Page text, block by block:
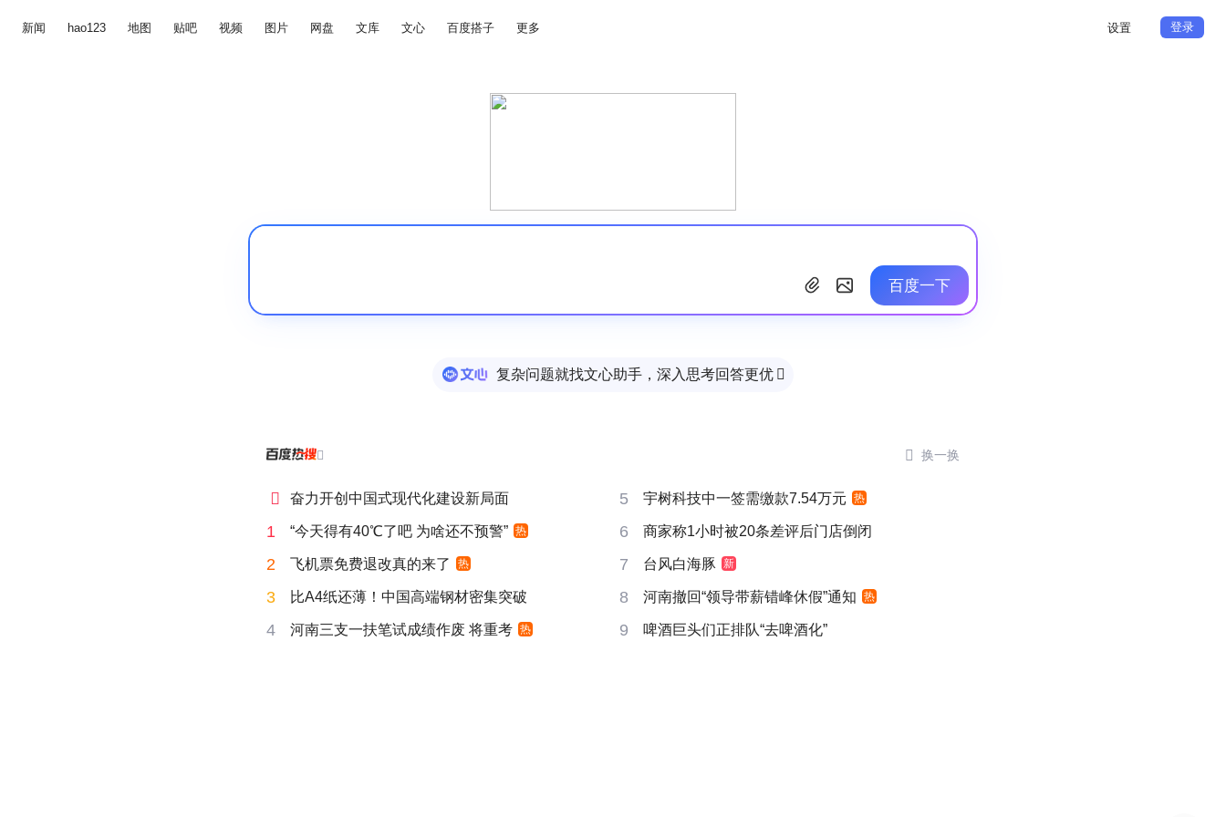
新闻 hao123 地图 贴吧 视频 图片 网盘 文库 文心 百度搭子 更多 设置 登录
百度一下
复杂问题就找文心助手，深入思考回答更优 
  换一换
 奋力开创中国式现代化建设新局面 5 宇树科技中一签需缴款7.54万元 热
1 “今天得有40℃了吧 为啥还不预警” 热 6 商家称1小时被20条差评后门店倒闭
2 飞机票免费退改真的来了 热 7 台风白海豚 新
3 比A4纸还薄！中国高端钢材密集突破 8 河南撤回“领导带薪错峰休假”通知 热
4 河南三支一扶笔试成绩作废 将重考 热 9 啤酒巨头们正排队“去啤酒化”